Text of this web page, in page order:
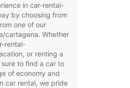
in car-rental-
by choosing from
one of our
cartagena. Whether
rental-
or renting a
to find a car to
of economy and
car rental, we pride